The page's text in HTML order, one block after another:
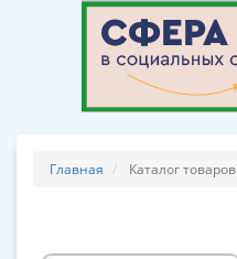
Главная Каталог товаров